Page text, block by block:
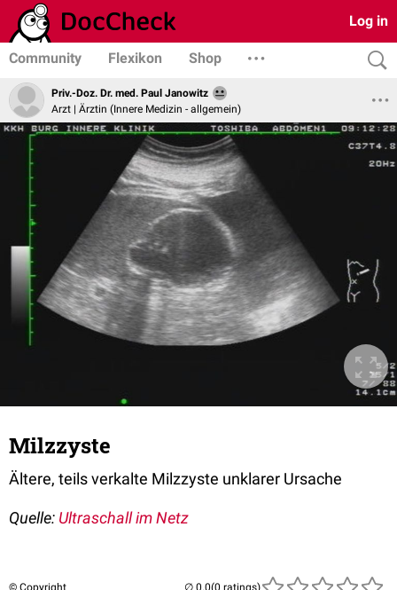
Log in
Community Flexikon Shop
Priv.-Doz. Dr. med. Paul Janowitz
Arzt | Ärztin (Innere Medizin - allgemein)
Milzzyste
Ältere, teils verkalte Milzzyste unklarer Ursache
Quelle: Ultraschall im Netz
© Copyright (0 ratings)